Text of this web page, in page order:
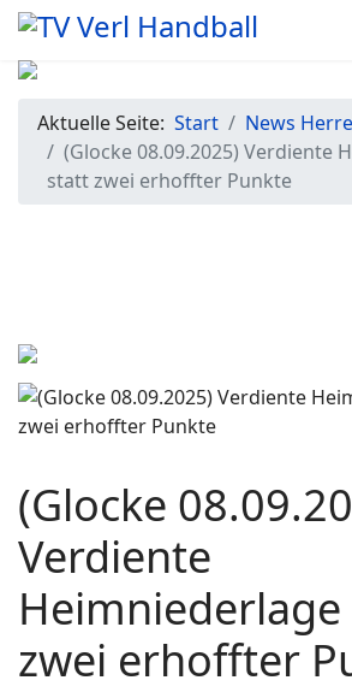
Aktuelle Seite: Start
News
(Glocke 08.09.2025) Verdiente
statt zwei erhoffter Punkte
(Glocke
Verdiente
zwei erhoffter